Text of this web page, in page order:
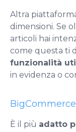
Altra
dimensioni. Se
articoli hai
come questa ti
funzionalità
in evidenza o
BigCommerce
È il più adatto